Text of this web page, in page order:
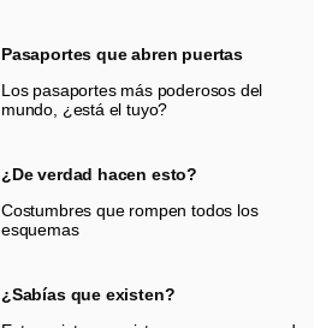
Pasaportes que abren puertas
Los pasaportes más poderosos del
mundo, ¿está el tuyo?
¿De verdad hacen esto?
Costumbres que rompen todos los
esquemas
¿Sabías que existen?